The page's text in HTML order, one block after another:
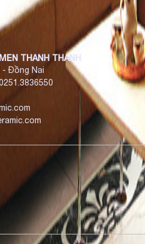
THANH THANH
- Đồng Nai